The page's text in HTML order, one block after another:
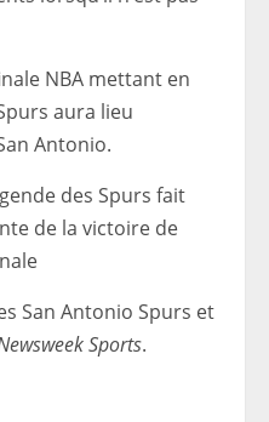
NBA mettant en
aura lieu
Antonio.
des Spurs fait
de la victoire de
San Antonio Spurs et
Sports.